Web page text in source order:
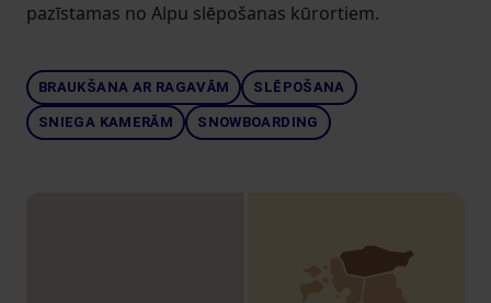
pazīstamas no Alpu slēpošanas kūrortiem.
BRAUKŠANA AR RAGAVĀM SLĒPOŠANA
SNIEGA KAMERĀM SNOWBOARDING